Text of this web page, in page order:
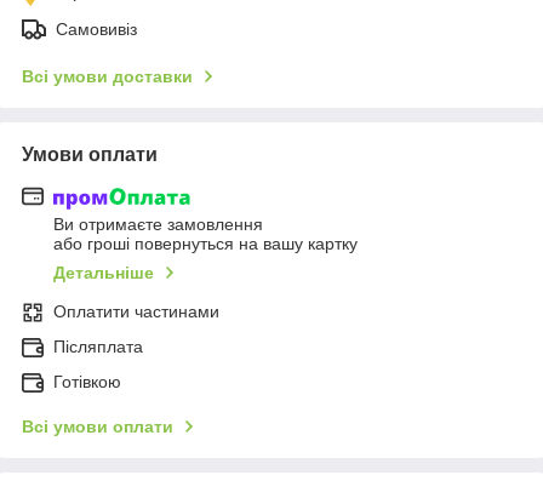
Самовивіз
Всі умови доставки
Умови оплати
Ви отримаєте замовлення
або гроші повернуться на вашу картку
Детальніше
Оплатити частинами
Післяплата
Готівкою
Всі умови оплати